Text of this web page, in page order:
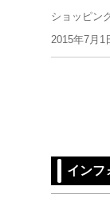
ショッピン
2015年7月1
インフ